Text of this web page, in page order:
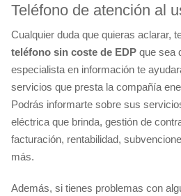
Teléfono de atención al
Cualquier duda que quieras aclarar,
teléfono sin coste de EDP que sea
especialista en información te
servicios que presta la compañía
Podrás informarte sobre sus
eléctrica que brinda, gestión de
facturación, rentabilidad,
más.
Además, si tienes problemas con